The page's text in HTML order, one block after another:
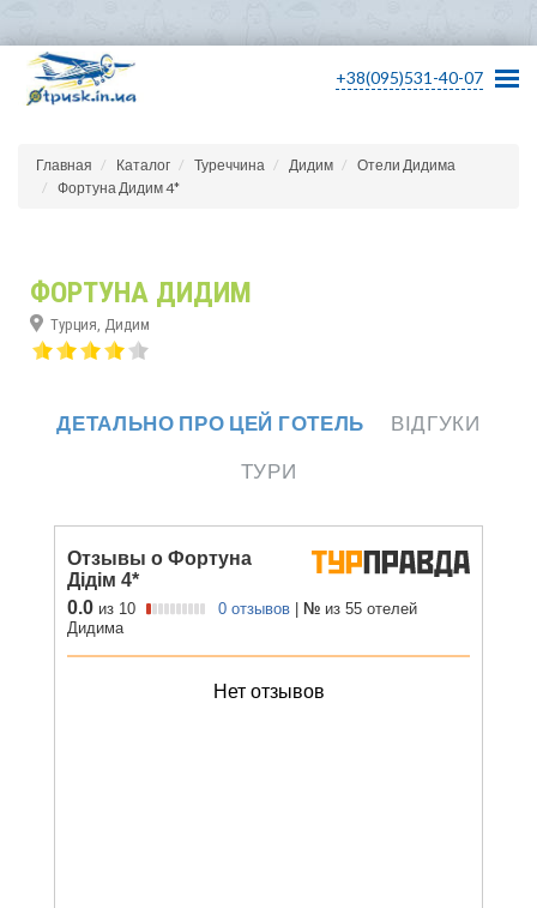
+38(095)531-40-07
Главная Каталог Туреччина Дидим
Отели Дидима
Фортуна Дидим 4*
ФОРТУНА ДИДИМ
Турция, Дидим
ДЕТАЛЬНО ПРО ЦЕЙ ГОТЕЛЬ
ВІДГУКИ
ТУРИ